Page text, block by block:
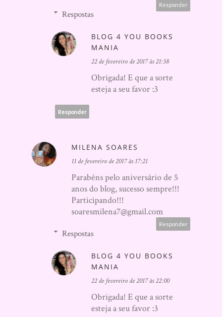
Responder
Respostas
BLOG 4 YOU BOOKS
MANIA
22 de fevereiro de 2017 às 21:58
Obrigada! E que a sorte
esteja a seu favor :3
Responder
MILENA SOARES
11 de fevereiro de 2017 às 17:21
Parabéns pelo aniversário de 5
anos do blog, sucesso sempre!!!
Participando!!!
soaresmilena7@gmail.com
Responder
Respostas
BLOG 4 YOU BOOKS
MANIA
22 de fevereiro de 2017 às 22:00
Obrigada! E que a sorte
esteja a seu favor :3